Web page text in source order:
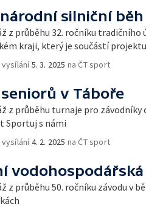
silniční
z průběhu 32. ročníku tradičního
kraji, který je součástí
5. 3. 2025 na ČT sport
v Táboře
z průběhu turnaje pro
Sportuj s námi
4. 2. 2025 na ČT sport
z průběhu 50. ročníku závodu v